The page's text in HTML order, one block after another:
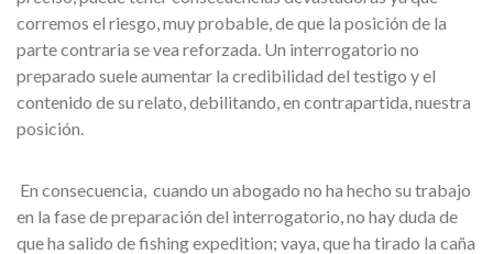
corremos el riesgo, muy probable, de que la posición de la
parte contraria se vea reforzada. Un interrogatorio no
preparado suele aumentar la credibilidad del testigo y el
contenido de su relato, debilitando, en contrapartida, nuestra
posición.
En consecuencia, cuando un abogado no ha hecho su trabajo
en la fase de preparación del interrogatorio, no hay duda de
que ha salido de fishing expedition; vaya, que ha tirado la caña